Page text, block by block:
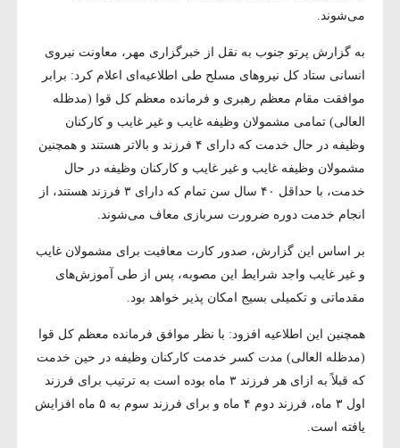
می‌شوند.
به گزارش پرتو جنوب به نقل از خبرگزاری مهر، معاونت نیروی
انسانی ستاد کل نیروهای مسلح طی اطلاعیه‌ای اعلام کرد: برابر
موافقت مقام معظم رهبری و فرمانده معظم کل قوا (مدظله
العالی) تمامی مشمولان وظیفه غایب و غیر غایب و کارکنان
وظیفه در حال خدمت که دارای ۴ فرزند و بالاتر هستند و همچنین
مشمولان وظیفه غایب و غیر غایب و کارکنان وظیفه در حال
خدمت، با حداقل ۴۰ سال سن تمام که دارای ۳ فرزند هستند، از
انجام خدمت دوره ضرورت سربازی معاف می‌شوند.
بر اساس این گزارش، صدور کارت معافیت برای مشمولان غایب
و غیر غایب واجد شرایط این مصوبه، پس از طی آموزش‌های
مقدماتی و تکمیلی بسیج امکان پذیر خواهد بود.
همچنین این اطلاعیه افزود: با نظر موافق فرمانده معظم کل قوا
(مدظله العالی) مدت کسر خدمت کارکنان وظیفه در حین خدمت
که قبلاً به ازای هر فرزند ۳ ماه بوده است به ترتیب برای فرزند
اول ۳ ماه، فرزند دوم ۴ ماه و برای فرزند سوم به ۵ ماه افزایش
یافته است.